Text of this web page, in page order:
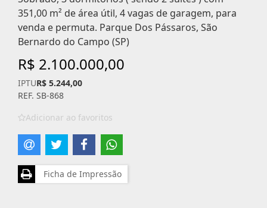
351,00 m² de área útil, 4 vagas de garagem, para
venda e permuta. Parque Dos Pássaros, São
Bernardo do Campo (SP)
R$ 2.100.000,00
IPTUR$ 5.244,00
REF. SB-868
Adicionar ao favoritos
Ficha de Impressão